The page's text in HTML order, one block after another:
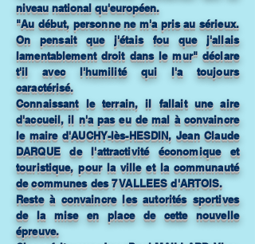
niveau national qu'européen.
"Au début, personne ne m'a pris au sérieux.
On pensait que j'étais fou que j'allais
lamentablement droit dans le mur" déclare
t'il avec l'humilité qui l'a toujours
caractérisé.
Connaissant le terrain, il fallait une aire
d'accueil, il n'a pas eu de mal à convaincre
le maire d'AUCHY-lès-HESDIN, Jean Claude
DARQUE de l'attractivité économique et
touristique, pour la ville et la communauté
de communes des 7 VALLEES d'ARTOIS.
Reste à convaincre les autorités sportives
de la mise en place de cette nouvelle
épreuve.